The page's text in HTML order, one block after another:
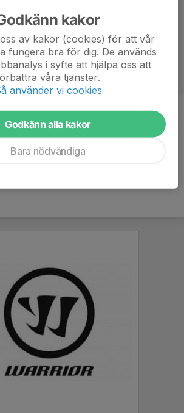
Lagledare
37 år
kakor
av kakor (cookies) för att vår
fungera bra för dig. De används
i syfte att hjälpa oss att
våra tjänster.
använder vi cookies
Godkänn alla kakor
Bara nödvändiga